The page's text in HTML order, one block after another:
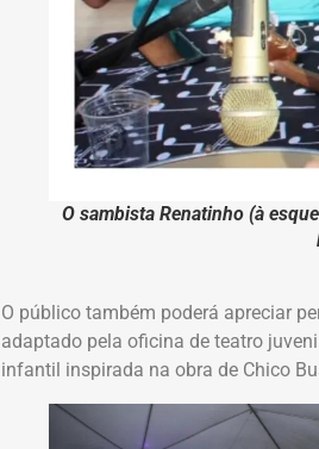
O sambista Renatinho (à
O público também poderá apreciar
adaptado pela oficina de teatro
infantil inspirada na obra de Chico